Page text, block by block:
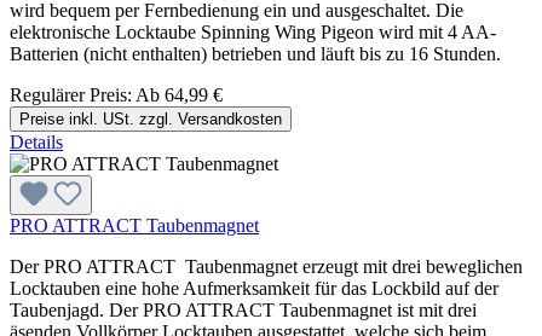
wird bequem per Fernbedienung ein und ausgeschaltet. Die
elektronische Locktaube Spinning Wing Pigeon wird mit 4 AA-
Batterien (nicht enthalten) betrieben und läuft bis zu 16 Stunden.
Regulärer Preis: Ab 64,99 €
Preise inkl. USt. zzgl. Versandkosten
Details
PRO ATTRACT Taubenmagnet
Der PRO ATTRACT Taubenmagnet erzeugt mit drei beweglichen
Locktauben eine hohe Aufmerksamkeit für das Lockbild auf der
Taubenjagd. Der PRO ATTRACT Taubenmagnet ist mit drei
äsenden Vollkörper Locktauben ausgestattet, welche sich beim